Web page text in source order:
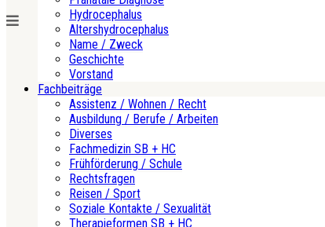
Hydrocephalus
Altershydrocephalus
Name / Zweck
Geschichte
Vorstand
Fachbeiträge
Assistenz / Wohnen / Recht
Ausbildung / Berufe / Arbeiten
Diverses
Fachmedizin SB + HC
Frühförderung / Schule
Rechtsfragen
Reisen / Sport
Soziale Kontakte / Sexualität
Therapieformen SB + HC